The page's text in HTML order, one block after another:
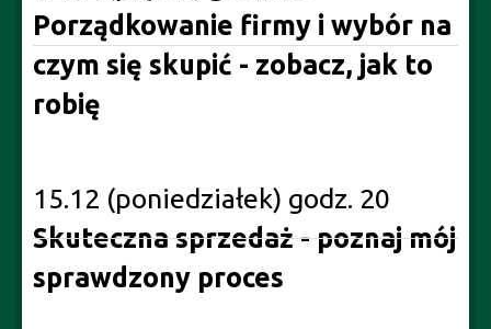
Porządkowanie firmy i wybór na
czym się skupić - zobacz, jak to
robię
15.12 (poniedziałek) godz. 20
Skuteczna sprzedaż - poznaj mój
sprawdzony proces